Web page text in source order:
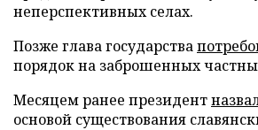
неперспективных селах.
Позже глава государства
порядок на заброшенных
Месяцем ранее президент
основой существования